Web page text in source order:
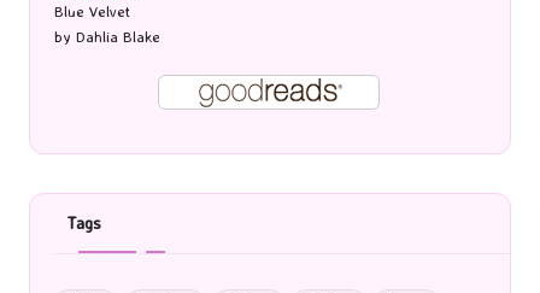
Blue Velvet
by Dahlia Blake
Tags